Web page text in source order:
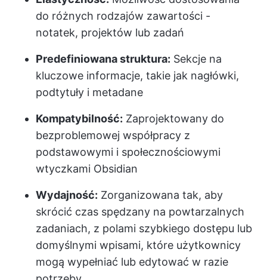
do różnych rodzajów zawartości -
notatek, projektów lub zadań
Predefiniowana struktura: Sekcje na
kluczowe informacje, takie jak nagłówki,
podtytuły i metadane
Kompatybilność: Zaprojektowany do
bezproblemowej współpracy z
podstawowymi i społecznościowymi
wtyczkami Obsidian
Wydajność: Zorganizowana tak, aby
skrócić czas spędzany na powtarzalnych
zadaniach, z polami szybkiego dostępu lub
domyślnymi wpisami, które użytkownicy
mogą wypełniać lub edytować w razie